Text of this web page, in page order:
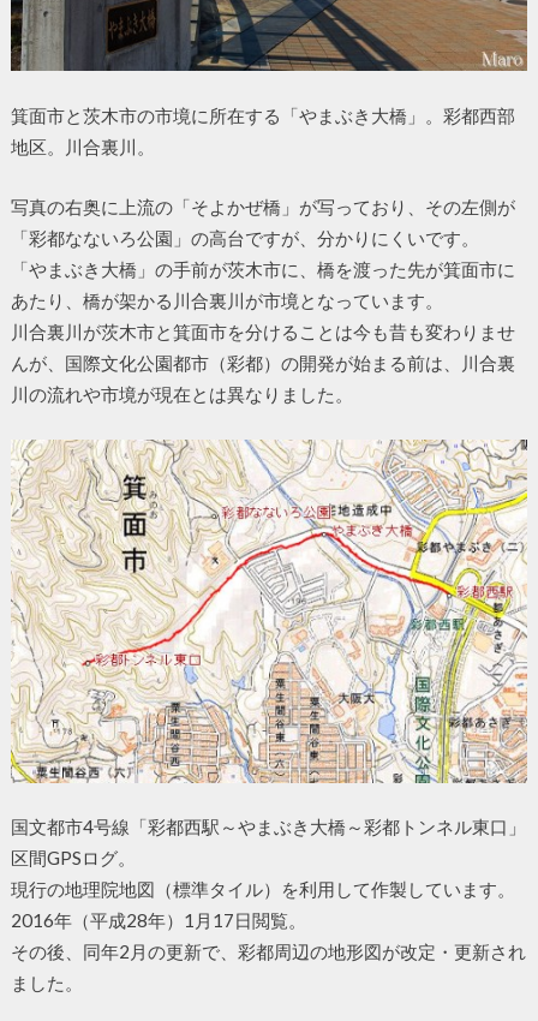
箕面市と茨木市の市境に所在する「やまぶき大橋」。彩都西部
地区。川合裏川。
写真の右奥に上流の「そよかぜ橋」が写っており、その左側が
「彩都なないろ公園」の高台ですが、分かりにくいです。
「やまぶき大橋」の手前が茨木市に、橋を渡った先が箕面市に
あたり、橋が架かる川合裏川が市境となっています。
川合裏川が茨木市と箕面市を分けることは今も昔も変わりませ
んが、国際文化公園都市（彩都）の開発が始まる前は、川合裏
川の流れや市境が現在とは異なりました。
国文都市4号線「彩都西駅～やまぶき大橋～彩都トンネル東口」
区間GPSログ。
現行の地理院地図（標準タイル）を利用して作製しています。
2016年（平成28年）1月17日閲覧。
その後、同年2月の更新で、彩都周辺の地形図が改定・更新され
ました。